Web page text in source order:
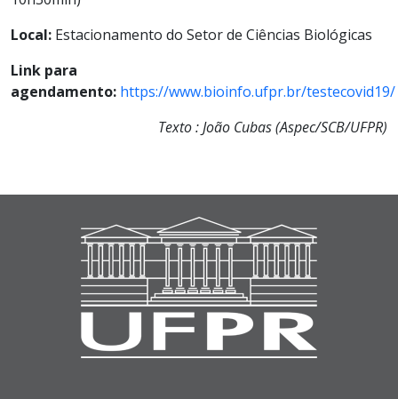
Local: Estacionamento do Setor de Ciências Biológicas
Link para
agendamento: https://www.bioinfo.ufpr.br/testecovid19/
Texto : João Cubas (Aspec/SCB/UFPR)